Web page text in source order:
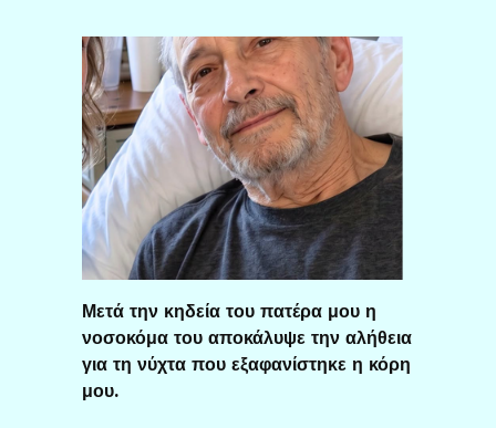
Μετά την κηδεία του πατέρα μου η
νοσοκόμα του αποκάλυψε την αλήθεια
για τη νύχτα που εξαφανίστηκε η κόρη
μου.